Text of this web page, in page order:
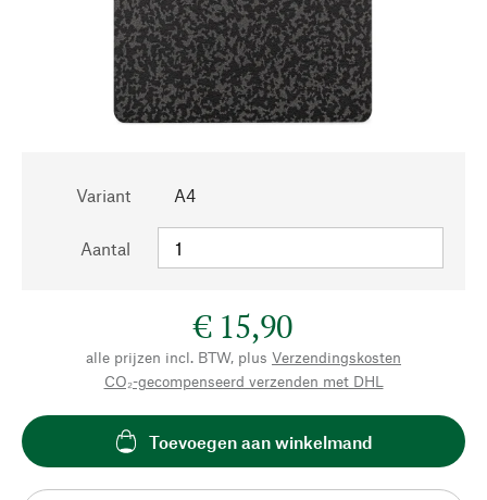
Variant A4
Aantal
€ 15,90
alle prijzen incl. BTW, plus Verzendingskosten
CO₂-gecompenseerd verzenden met DHL
Toevoegen aan winkelmand